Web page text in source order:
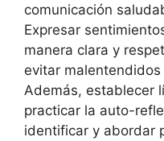
comunicación
Expresar
manera clara y
evitar
Además, establecer
practicar la auto-
identificar y abordar